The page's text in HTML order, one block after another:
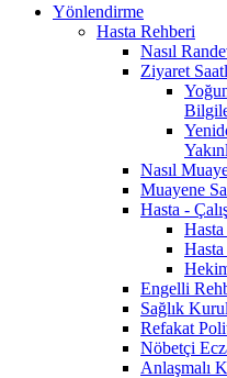
Yönlendirme
Hasta Rehberi
Nasıl
Ziyaret
Nasıl
Muayene
Hasta -
Engelli
Sağlık
Refakat
Nöbetçi
Anlaşmalı